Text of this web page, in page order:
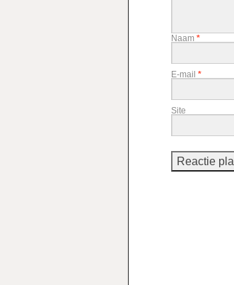
Naam *
E-mail *
Site